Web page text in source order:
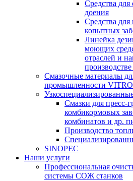
Средства
доения
Средства
копытных
Линейка
моющих
отраслей и
Смазочные материалы
промышленности
Смазки для пресс-
комбикормовых
комбинатов и др.
Производство
SINOPEC
Наши услуги
Профессиональная
системы СОЖ станков